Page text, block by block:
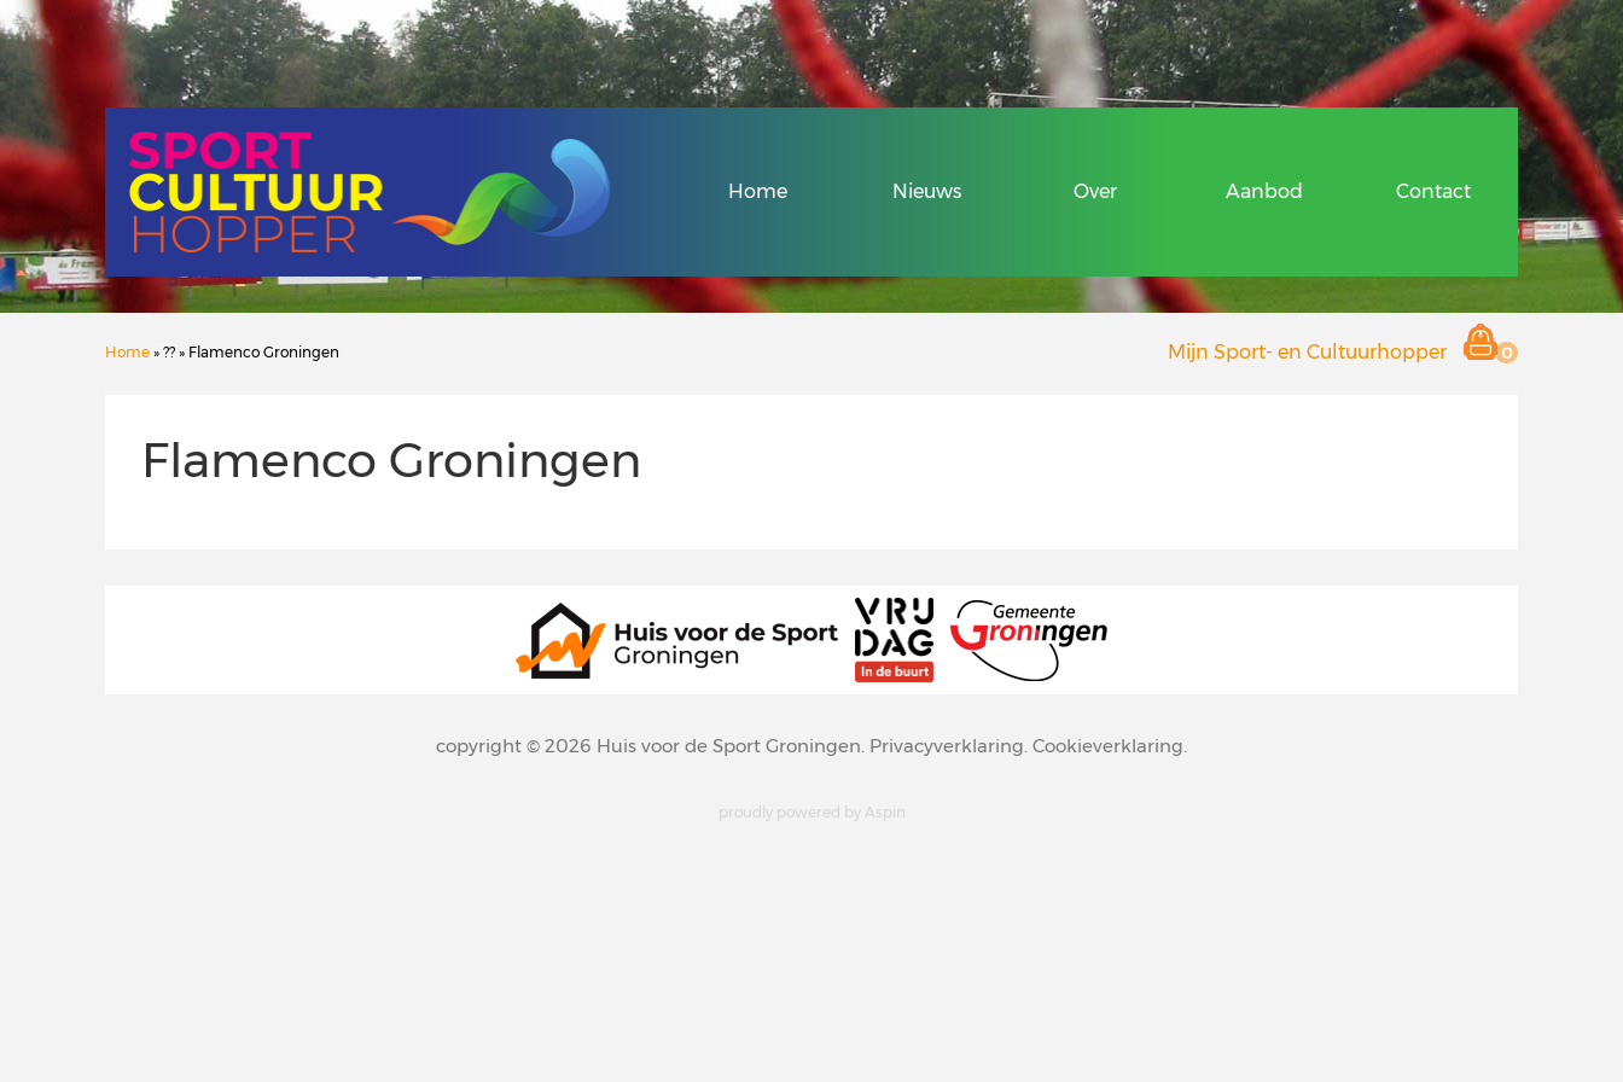
Veel gestelde vragen
Home Nieuws Over
Over de Sport- en Cultuurhopper
Aanbod Contact
Home » ?? » Flamenco Groningen Mijn Sport- en Cultuurhopper 0
Flamenco Groningen
copyright © 2026 Huis voor de Sport Groningen. Privacyverklaring. Cookieverklaring.
proudly powered by Aspin